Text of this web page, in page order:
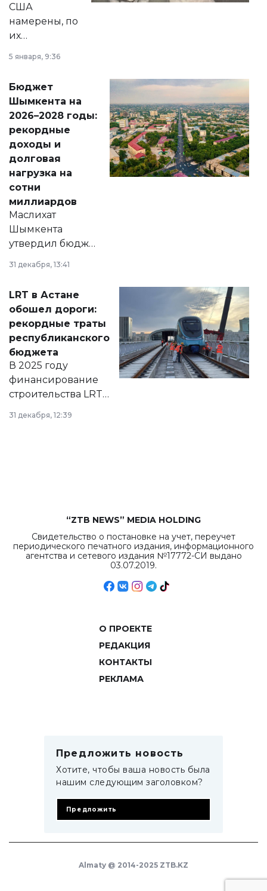
США
намерены, по
их
принести
народу
Венесуэлы.
5 января, 9:36
Бюджет
Шымкента на
2026–2028 годы:
рекордные
доходы и
долговая
нагрузка на
сотни
миллиардов
Маслихат
Шымкента
утвердил бюджет
города на 2026–
2028 годы.
документ
появился в базе
нормативных
правовых актов и
на сайте маслихат
города.
31 декабря, 13:41
LRT в Астане
обошел дороги:
рекордные траты
республиканского
бюджета
В 2025 году
финансирование
строительства LRT
в Астане из
республиканского
31 декабря, 12:39
“ZTB NEWS” MEDIA HOLDING
Свидетельство о постановке на учет, переучет
периодического печатного издания, информационного
агентства и сетевого издания №17772-СИ выдано
03.07.2019.
О ПРОЕКТЕ
РЕДАКЦИЯ
КОНТАКТЫ
РЕКЛАМА
Предложить новость
Хотите, чтобы ваша новость была
нашим следующим заголовком?
Предложить
Almaty @ 2014-2025 ZTB.KZ